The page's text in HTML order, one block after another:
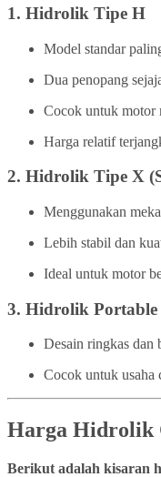
1. Hidrolik Tipe H
Model standar
Dua penopang
Cocok untuk motor
Harga relatif
2. Hidrolik Tipe X
Menggunakan
Lebih stabil dan
Ideal untuk motor
3. Hidrolik Portable
Desain ringkas dan
Cocok untuk usaha
Harga Hidrolik
Berikut adalah kisaran